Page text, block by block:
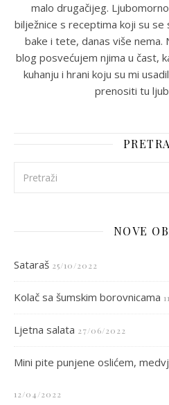
malo drugačijeg.
bilježnice s receptima koji su
bake i tete, danas više nema.
blog posvećujem njima u čast,
kuhanju i hrani koju su mi
prenositi tu
NOVE
Sataraš 25/10/2022
Kolač sa šumskim borovnicama
Ljetna salata 27/06/2022
Mini pite punjene oslićem,
12/04/2022